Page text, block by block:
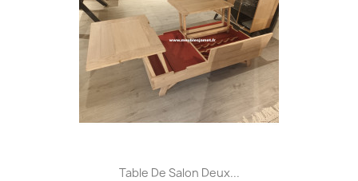
Table De Salon Deux...